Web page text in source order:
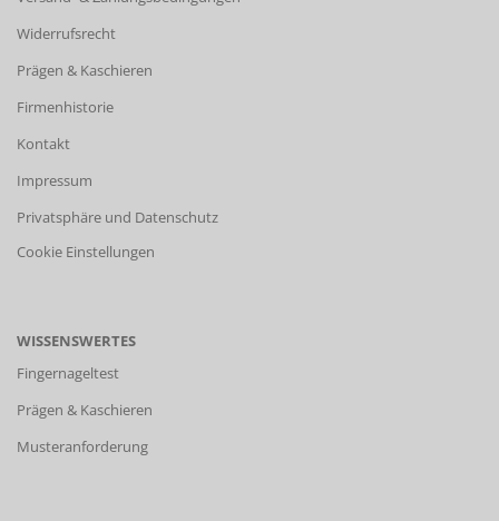
Widerrufsrecht
Prägen & Kaschieren
Firmenhistorie
Kontakt
Impressum
Privatsphäre und Datenschutz
Cookie Einstellungen
WISSENSWERTES
Fingernageltest
Prägen & Kaschieren
Musteranforderung